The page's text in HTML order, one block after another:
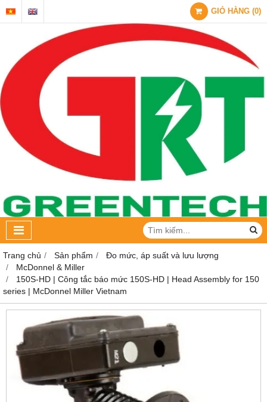
GIỎ HÀNG (0)
Trang chủ Sản phẩm
Đo mức, áp suất và lưu lượng
McDonnel & Miller
150S-HD | Công tắc báo mức 150S-HD | Head Assembly for 150
series | McDonnel Miller Vietnam